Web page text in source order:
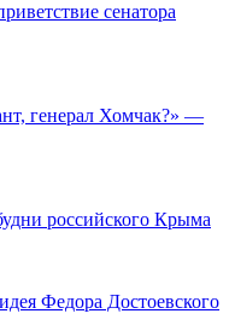
сенатора
генерал Хомчак?» —
российского Крыма
Федора Достоевского